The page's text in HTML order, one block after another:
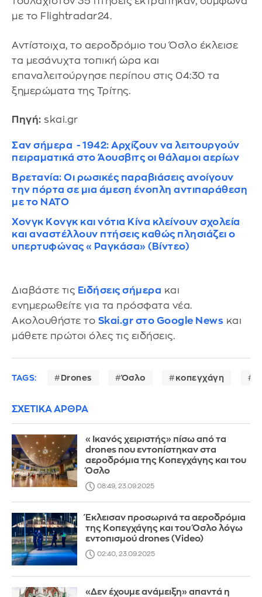
με το Flightradar24.
Αντίστοιχα, το αεροδρόμιο του Όσλο έκλεισε
τα μεσάνυχτα τοπική ώρα και
επαναλειτούργησε περίπου στις 04:30 τα
ξημερώματα της Τρίτης.
Πηγή: skai.gr
Σαν σήμερα - 1942: Αρχίζουν να λειτουργούν
πειραματικά στο Άουσβιτς οι θάλαμοι αερίων
Βρετανία: Οι ρωσικές παραβιάσεις ανοίγουν
την πόρτα σε μια άμεση ένοπλη αντιπαράθεση
με το ΝΑΤΟ
Χονγκ Κονγκ και νότια Κίνα κλείνουν σχολεία
και αναστέλλουν πτήσεις καθώς πλησιάζει ο
υπερτυφώνας «Ραγκάσα» (Βίντεο)
Διαβάστε τις Ειδήσεις σήμερα και
ενημερωθείτε για τα πρόσφατα νέα.
Ακολουθήστε το Skai.gr στο Google News και
μάθετε πρώτοι όλες τις ειδήσεις.
TAGS: Drones Όσλο κοπεγχάγη
ΣΧΕΤΙΚΑ ΑΡΘΡΑ
«Ικανός χειριστής» πίσω από τα
drones που εντοπίστηκαν στα
αεροδρόμια της Κοπεγχάγης και του
Όσλο
08:49, 23.09.2025
Έκλεισαν προσωρινά τα αεροδρόμια
της Κοπεγχάγης και του Όσλο λόγω
εντοπισμού drones (Video)
02:40, 23.09.2025
«Δεν έχουμε ανάμειξη» απαντά η